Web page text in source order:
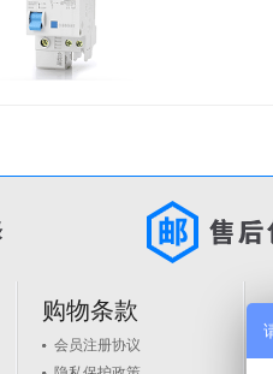
购物条款
会员注册协议